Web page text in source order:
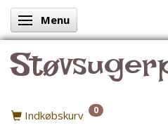
Skifte navigation
Menu
Indkøbskurv 0